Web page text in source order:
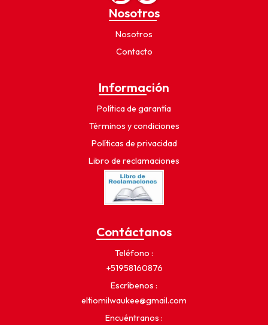
Nosotros
Nosotros
Contacto
Información
Política de garantía
Términos y condiciones
Políticas de privacidad
Libro de reclamaciones
Contáctanos
Teléfono
+51958160876
Escríbenos
eltiomilwaukee@gmail.com
Encuéntranos